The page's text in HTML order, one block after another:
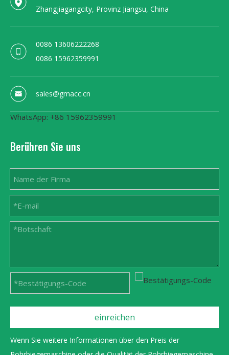
Zhangjiagangcity, Provinz Jiangsu, China
0086 13606222268
0086 15962359991
sales@gmacc.cn
WhatsApp: +86 15962359991
Berühren Sie uns
einreichen
Wenn Sie weitere Informationen über den Preis der